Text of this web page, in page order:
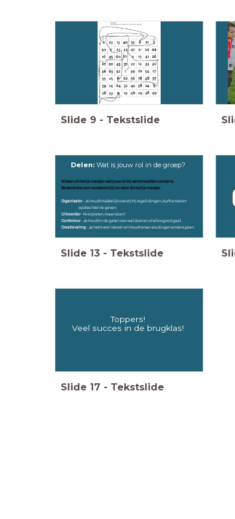
Slide 9 - Tekstslide
Delen: Wat is jouw rol in de groep?
Wissel uit met je maatje wat jouw rol bij samenwerken vooral is.
Bedenk hier een voorbeeld bij en deel dit met je maatje.
Organisator- Je houdt makkelijk overzicht, regelt dingen, durft anderen
opdrachten te geven.
Uitvoerder- Niet praten, maar doen!
Controleur- Je houdt in de gaten wie wat doet en of alles goed gaat.
Creatieveling- Je hebt veel ideeën en houdt ervan als dingen anders gaan.
Slide 13 - Tekstslide
Toppers!
Veel succes in de brugklas!
Slide 17 - Tekstslide